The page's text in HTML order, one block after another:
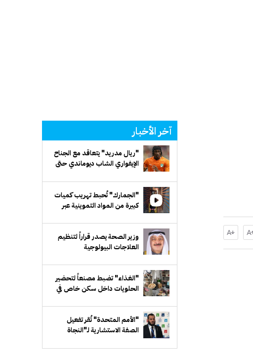
آخر الأخبار
"ريال مدريد" يتعاقد مع الجناح
الإيفواري الشاب ديوماندي حتى
"الجمارك" تُحبط تهريب كميات
كبيرة من المواد التموينية عبر
وزير الصحة يصدر قراراً لتنظيم
العلاجات البيولوجية
"الغذاء" تضبط مصنعاً لتحضير
الحلويات داخل سكن خاص في
"الأمم المتحدة" تُقر تفعيل
الصفة الاستشارية لـ"النجاة